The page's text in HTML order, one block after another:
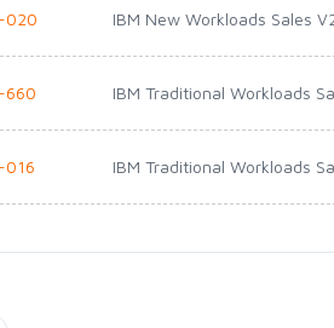
020 IBM New Workloads Sales
660 IBM Traditional Workloads
016 IBM Traditional Workloads